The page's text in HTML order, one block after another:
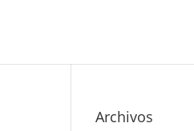
Archivos